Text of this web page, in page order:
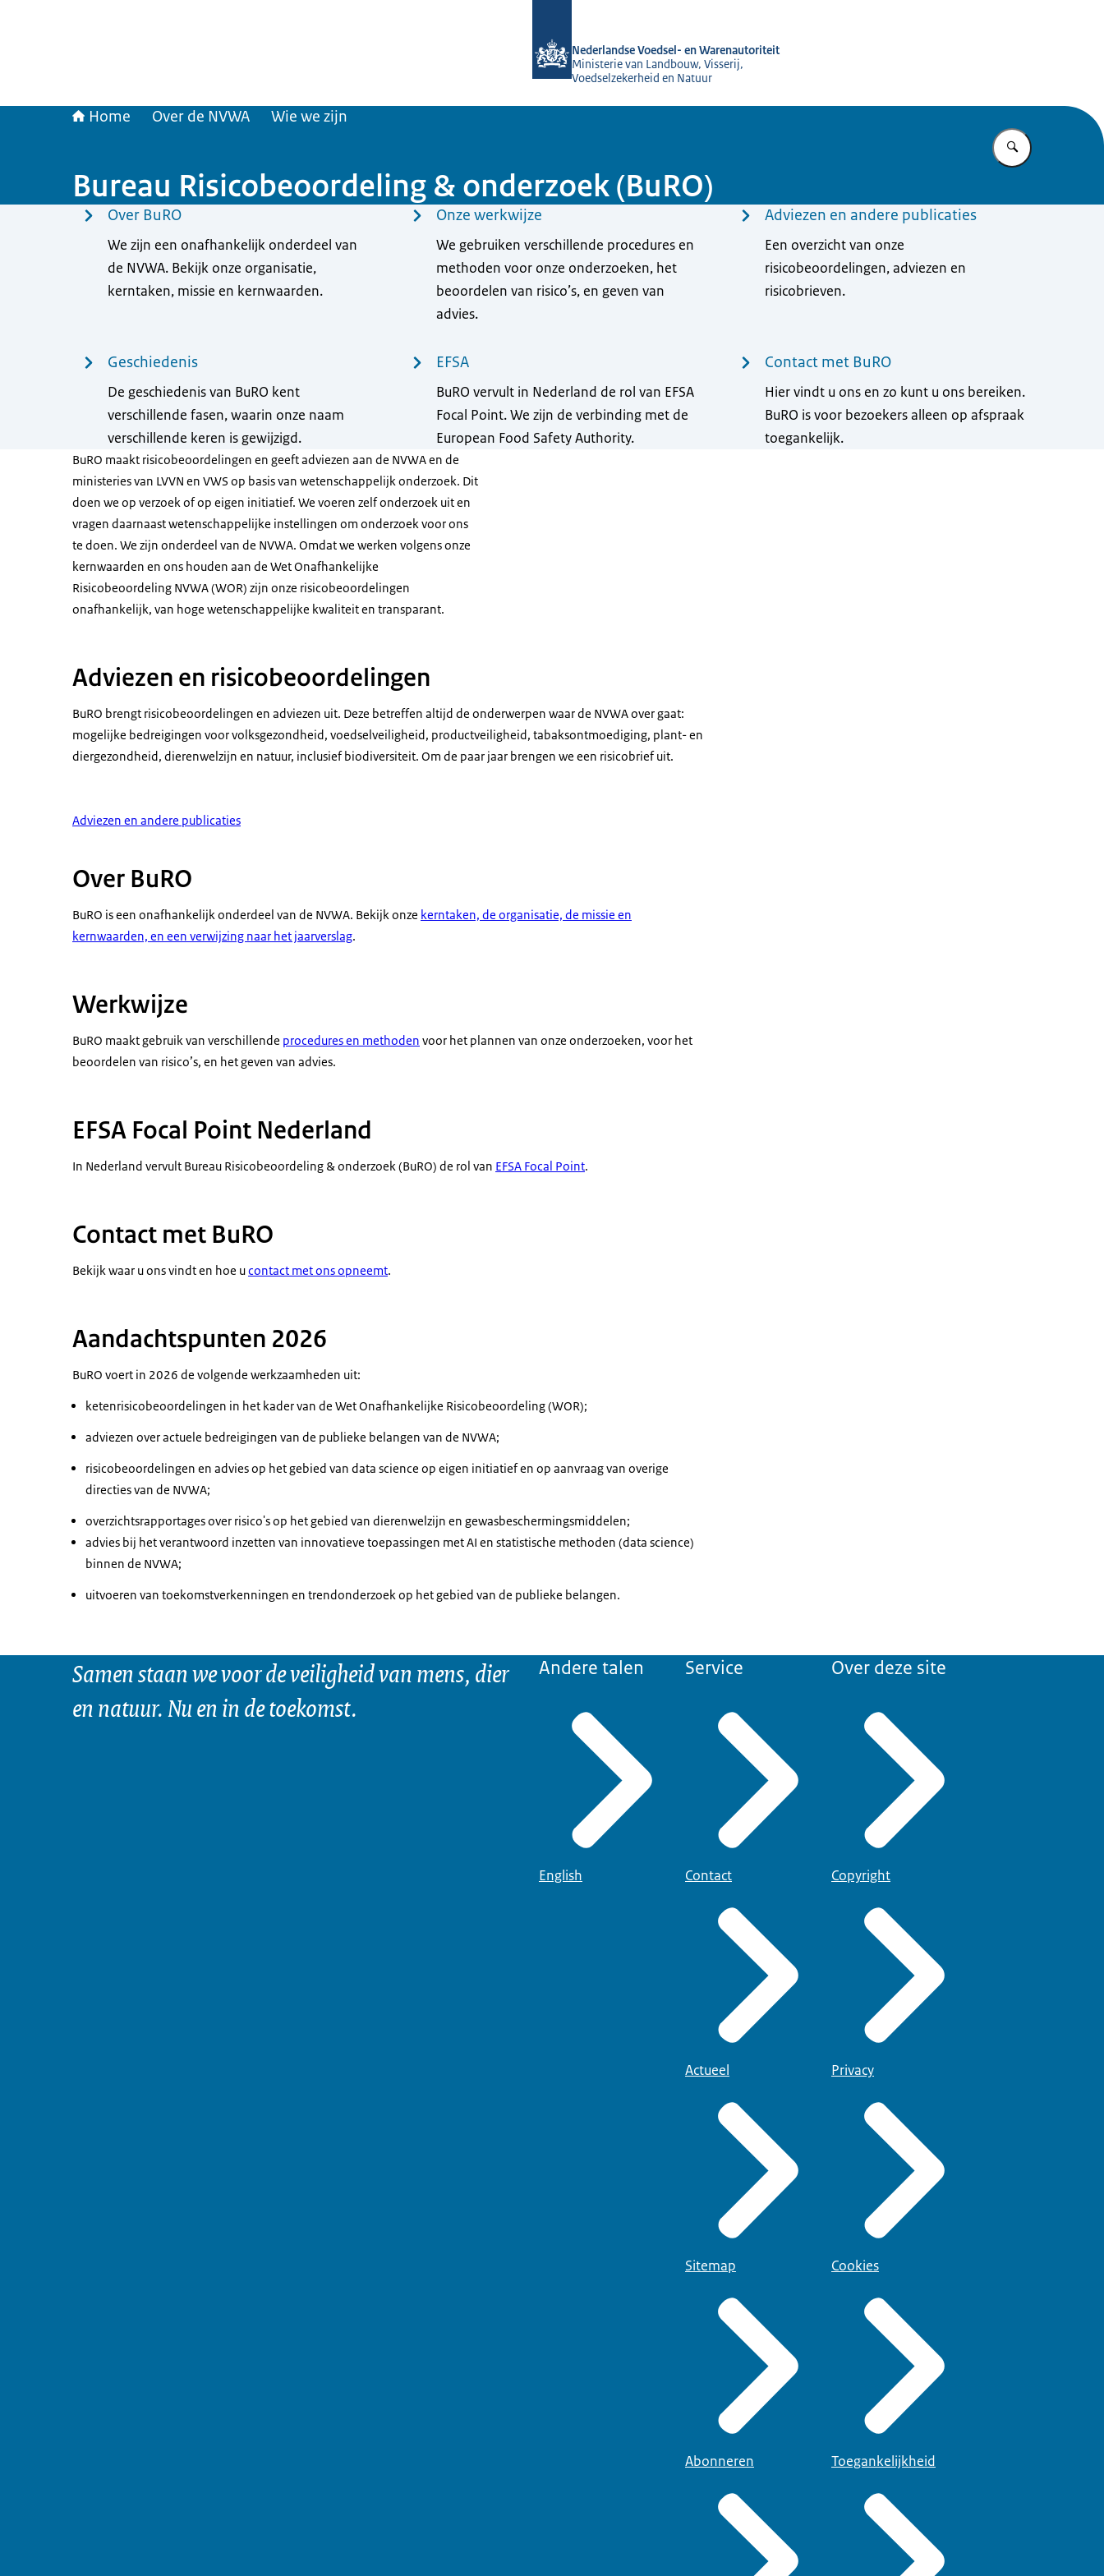
Nederlandse Voedsel- en Warenautoriteit
Ministerie van Landbouw, Visserij,
Voedselzekerheid en Natuur
Home Over de NVWA Wie we zijn
Vul in wat u
Bureau Risicobeoordeling & onderzoek (BuRO)
Over BuRO
We zijn een onafhankelijk onderdeel van
de NVWA. Bekijk onze organisatie,
kerntaken, missie en kernwaarden.
Onze werkwijze
We gebruiken verschillende procedures en
methoden voor onze onderzoeken, het
beoordelen van risico’s, en geven van
advies.
Adviezen en andere publicaties
Een overzicht van onze
risicobeoordelingen, adviezen en
risicobrieven.
Geschiedenis
De geschiedenis van BuRO kent
verschillende fasen, waarin onze naam
verschillende keren is gewijzigd.
EFSA
BuRO vervult in Nederland de rol van EFSA
Focal Point. We zijn de verbinding met de
European Food Safety Authority.
Contact met BuRO
Hier vindt u ons en zo kunt u ons bereiken.
BuRO is voor bezoekers alleen op afspraak
toegankelijk.
BuRO maakt risicobeoordelingen en geeft adviezen aan de NVWA en de
ministeries van LVVN en VWS op basis van wetenschappelijk onderzoek. Dit
doen we op verzoek of op eigen initiatief. We voeren zelf onderzoek uit en
vragen daarnaast wetenschappelijke instellingen om onderzoek voor ons
te doen. We zijn onderdeel van de NVWA. Omdat we werken volgens onze
kernwaarden en ons houden aan de Wet Onafhankelijke
Risicobeoordeling NVWA (WOR) zijn onze risicobeoordelingen
onafhankelijk, van hoge wetenschappelijke kwaliteit en transparant.
Adviezen en risicobeoordelingen
BuRO brengt risicobeoordelingen en adviezen uit. Deze betreffen altijd de onderwerpen waar de NVWA over gaat:
mogelijke bedreigingen voor volksgezondheid, voedselveiligheid, productveiligheid, tabaksontmoediging, plant- en
diergezondheid, dierenwelzijn en natuur, inclusief biodiversiteit. Om de paar jaar brengen we een risicobrief uit.
Adviezen en andere publicaties
Over BuRO
BuRO is een onafhankelijk onderdeel van de NVWA. Bekijk onze kerntaken, de organisatie, de missie en
kernwaarden, en een verwijzing naar het jaarverslag.
Werkwijze
BuRO maakt gebruik van verschillende procedures en methoden voor het plannen van onze onderzoeken, voor het
beoordelen van risico’s, en het geven van advies.
EFSA Focal Point Nederland
In Nederland vervult Bureau Risicobeoordeling & onderzoek (BuRO) de rol van EFSA Focal Point.
Contact met BuRO
Bekijk waar u ons vindt en hoe ucontact met ons opneemt.
Aandachtspunten 2026
BuRO voert in 2026 de volgende werkzaamheden uit:
ketenrisicobeoordelingen in het kader van de Wet Onafhankelijke Risicobeoordeling (WOR);
adviezen over actuele bedreigingen van de publieke belangen van de NVWA;
risicobeoordelingen en advies op het gebied van data science op eigen initiatief en op aanvraag van overige
directies van de NVWA;
overzichtsrapportages over risico's op het gebied van dierenwelzijn en gewasbeschermingsmiddelen;
advies bij het verantwoord inzetten van innovatieve toepassingen met AI en statistische methoden (data science)
binnen de NVWA;
uitvoeren van toekomstverkenningen en trendonderzoek op het gebied van de publieke belangen.
Samen staan we voor de veiligheid van mens, dier
en natuur. Nu en in de toekomst.
Andere talen
English
Service
Contact
Actueel
Sitemap
Abonneren
Over deze site
Copyright
Privacy
Cookies
Toegankelijkheid